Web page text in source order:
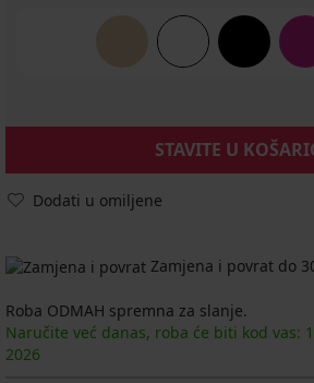
STAVITE U
Dodati u omiljene
Zamjena i povrat do
Roba ODMAH spremna za slanje.
Naručite već danas, roba će biti kod vas:
2026